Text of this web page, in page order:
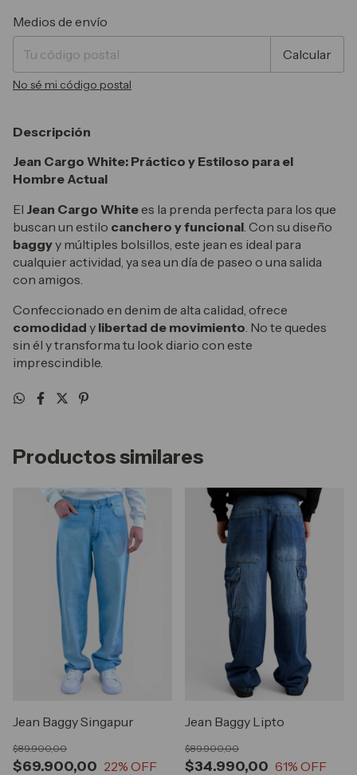
Entregas para el CP:
Medios de envío
Calcular
No sé mi código postal
Descripción
Jean Cargo White: Práctico y Estiloso para el
Hombre Actual
El Jean Cargo Whitees la prenda perfecta para los que
buscan un estilo canchero y funcional. Con su diseño
baggyy múltiples bolsillos, este jean es ideal para
cualquier actividad, ya sea un día de paseo o una salida
con amigos.
Confeccionado en denim de alta calidad, ofrece
comodidad y libertad de movimiento. No te quedes
sin él y transforma tu look diario con este
imprescindible.
Productos similares
Jean Baggy Singapur
$69.900,00
$89.900,00
22% OFF
Jean Baggy Lipto
$34.990,00
$89.900,00
61% OFF